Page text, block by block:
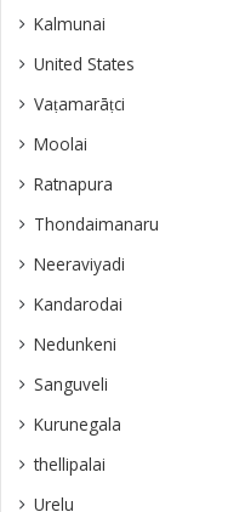
Kalmunai
United States
Vaṭamarāṭci
Moolai
Ratnapura
Thondaimanaru
Neeraviyadi
Kandarodai
Nedunkeni
Sanguveli
Kurunegala
thellipalai
Urelu